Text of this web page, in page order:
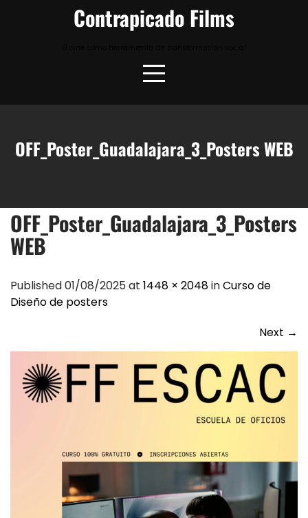
Contrapicado Films
OFF_Poster_Guadalajara_3_Posters WEB
OFF_Poster_Guadalajara_3_Posters
WEB
Published 01/08/2025 at 1448 × 2048inCurso de
Diseño de posters
Next →